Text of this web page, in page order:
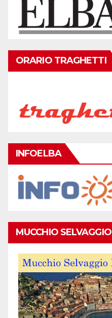
ORARIO TRAGHETTI
INFOELBA
MUCCHIO SELVAGGIO